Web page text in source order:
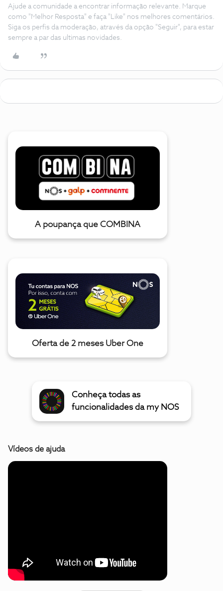
Ajude a comunidade a encontrar informação relevante. Marque
como "Melhor Resposta" e faça "Like" nos melhores comentários.
Siga os perfis da moderação, através da opção "Seguir", para estar
sempre a par das ultimas novidades.
A poupança que COMBINA
Oferta de 2 meses Uber One
Conheça todas as
funcionalidades da my NOS
Vídeos de ajuda